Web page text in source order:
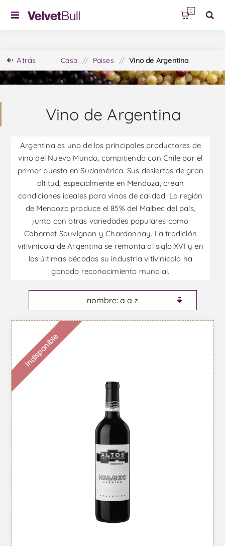
0
Atrás Casa / Países / Vino de Argentina
Vino de Argentina
Argentina es uno de los principales productores de
vino del Nuevo Mundo, compitiendo con Chile por el
primer puesto en Sudamérica. Sus desiertos de gran
altitud, especialmente en Mendoza, crean
condiciones ideales para vinos de calidad. La región
de Mendoza produce el 85% del Malbec del país,
junto con otras variedades populares como
Cabernet Sauvignon y Chardonnay. La tradición
vitivinícola de Argentina se remonta al siglo XVI y en
las últimas décadas su industria vitivinícola ha
ganado reconocimiento mundial.
Indisponible